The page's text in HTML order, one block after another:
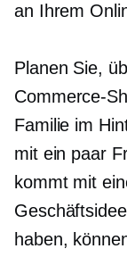
an Ihrem
Planen Sie,
Commerce-
Familie im
mit ein paar
kommt mit
haben,